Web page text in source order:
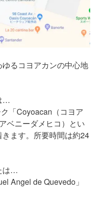
るコヨアカンの中心地
…
「Coyoacan（コヨア
ベニーダメヒコ）とい
ます。所要時間は約24
は…
Angel de Quevedo」